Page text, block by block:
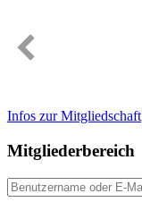
Infos zur Mitgliedschaft
Mitgliederbereich